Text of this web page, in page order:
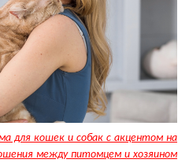
для кошек и собак с акцентом на
между питомцем и хозяином